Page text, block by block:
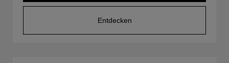
Entdecken